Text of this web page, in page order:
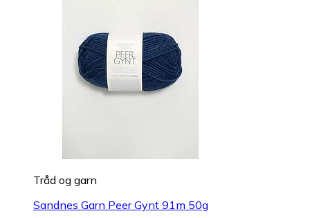
Tråd og garn
Sandnes Garn Peer Gynt 91m 50g